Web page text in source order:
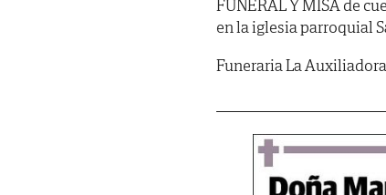
FUNERAL Y MISA de
en la iglesia parroquial
Funeraria La